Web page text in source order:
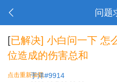
问题
[已解决] 小白问一下 怎
位造成的伤害总和
点击重新加载于洋#9914